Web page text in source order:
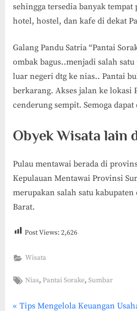
sehingga tersedia banyak
hotel, hostel, dan kafe di dekat
Galang Pandu Satria “Pantai
ombak bagus..menjadi salah
luar negeri dtg ke nias.. Pantai
berkarang. Akses jalan ke lokasi
cenderung sempit. Semoga
Obyek Wisata lain
Pulau mentawai berada di
Kepulauan Mentawai Provinsi
merupakan salah satu
Barat.
Post Views: 2,626
Wisata
Tags:
Nias,Pantai Sorake,Sumbar
P
Tips Mengelola Keuangan